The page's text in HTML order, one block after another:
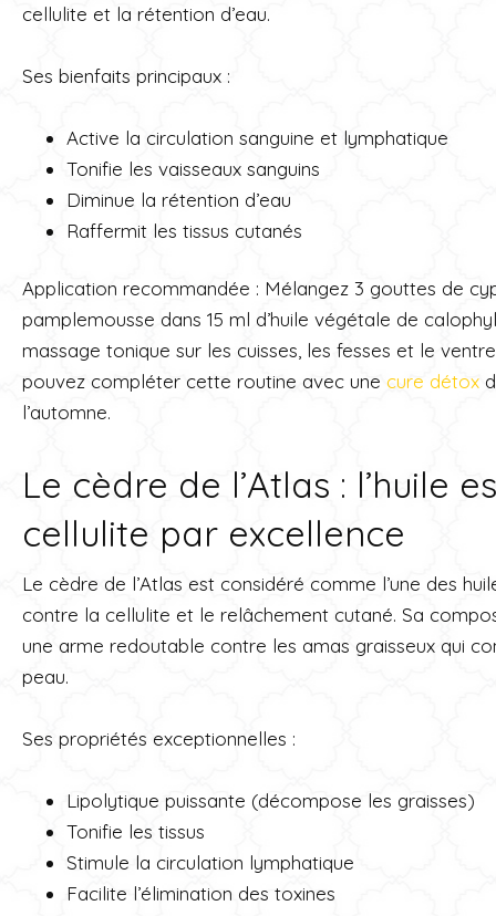
cellulite et la rétention d’eau.
Ses bienfaits principaux :
Active la circulation sanguine et lymphatique
Tonifie les vaisseaux sanguins
Diminue la rétention d’eau
Raffermit les tissus cutanés
Application recommandée : Mélangez 3 gouttes de
pamplemousse dans 15 ml d’huile végétale de
massage tonique sur les cuisses, les fesses et le
pouvez compléter cette routine avec une cure détox
l’automne.
Le cèdre de l’Atlas : l’huile
cellulite par excellence
Le cèdre de l’Atlas est considéré comme l’une des
contre la cellulite et le relâchement cutané. Sa
une arme redoutable contre les amas graisseux qui
peau.
Ses propriétés exceptionnelles :
Lipolytique puissante (décompose les graisses)
Tonifie les tissus
Stimule la circulation lymphatique
Facilite l’élimination des toxines